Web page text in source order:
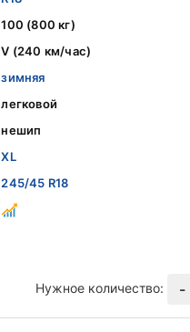
100 (800 кг)
V (240 км/час)
зимняя
легковой
нешип
XL
245/45 R18
Нужное количество: -